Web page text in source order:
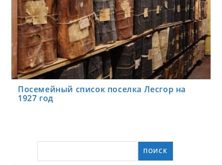
Посемейный список поселка Лесгор на
1927 год
ПОИСК